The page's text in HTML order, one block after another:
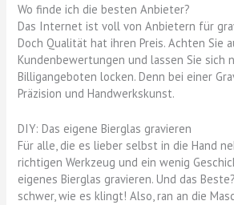
Wo finde ich die besten Anbieter?
Das Internet ist voll von Anbietern für
Doch Qualität hat ihren Preis. Achten Sie
Kundenbewertungen und lassen Sie sich
Billigangeboten locken. Denn bei einer
Präzision und Handwerkskunst.
DIY: Das eigene Bierglas gravieren
Für alle, die es lieber selbst in die Hand
richtigen Werkzeug und ein wenig
eigenes Bierglas gravieren. Und das
schwer, wie es klingt! Also, ran an die